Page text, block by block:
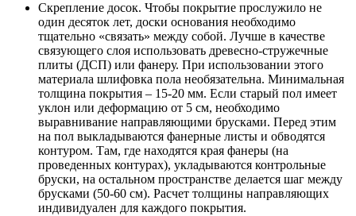
Скрепление досок. Чтобы покрытие прослужило не
один десяток лет, доски основания необходимо
тщательно «связать» между собой. Лучше в качестве
связующего слоя использовать древесно-стружечные
плиты (ДСП) или фанеру. При использовании этого
материала шлифовка пола необязательна. Минимальная
толщина покрытия – 15-20 мм. Если старый пол имеет
уклон или деформацию от 5 см, необходимо
выравнивание направляющими брусками. Перед этим
на пол выкладываются фанерные листы и обводятся
контуром. Там, где находятся края фанеры (на
проведенных контурах), укладываются контрольные
бруски, на остальном пространстве делается шаг между
брусками (50-60 см). Расчет толщины направляющих
индивидуален для каждого покрытия.